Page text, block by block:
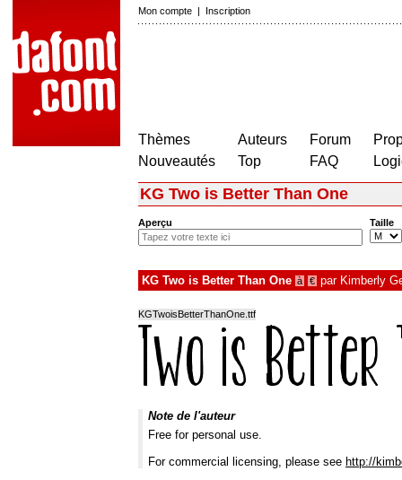
Mon compte | Inscription
Thèmes
Nouveautés
Auteurs
Top
Forum
FAQ
KG Two is Better Than One
Aperçu Taille
KG Two is Better Than One à € par Kimberly
KGTwoisBetterThanOne.ttf
Note de l'auteur
Free for personal use.
For commercial licensing, please see http://